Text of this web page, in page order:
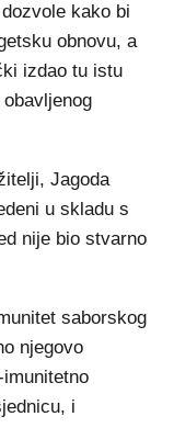
kako bi
obnovu, a
izdao tu istu
Jagoda
u skladu s
nije bio stvarno
saborskog
njegovo
i